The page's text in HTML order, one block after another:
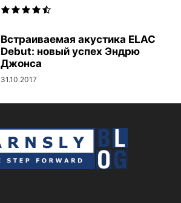
Встраиваемая акустика ELAC
Debut: новый успех Эндрю
Джонса
31.10.2017